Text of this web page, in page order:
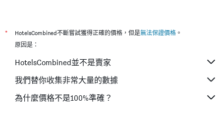
西悠巢旅台北館
愛玩客旅店
美麗殿商旅-板橋館
和昌商旅淡水館
首都大飯店松山館
* HotelsCombined不斷嘗試獲得正確的價格，但是無法保證價格 。
原因是：
HotelsCombined並不是賣家
我們替你收集非常大量的數據
為什麼價格不是100%準確？